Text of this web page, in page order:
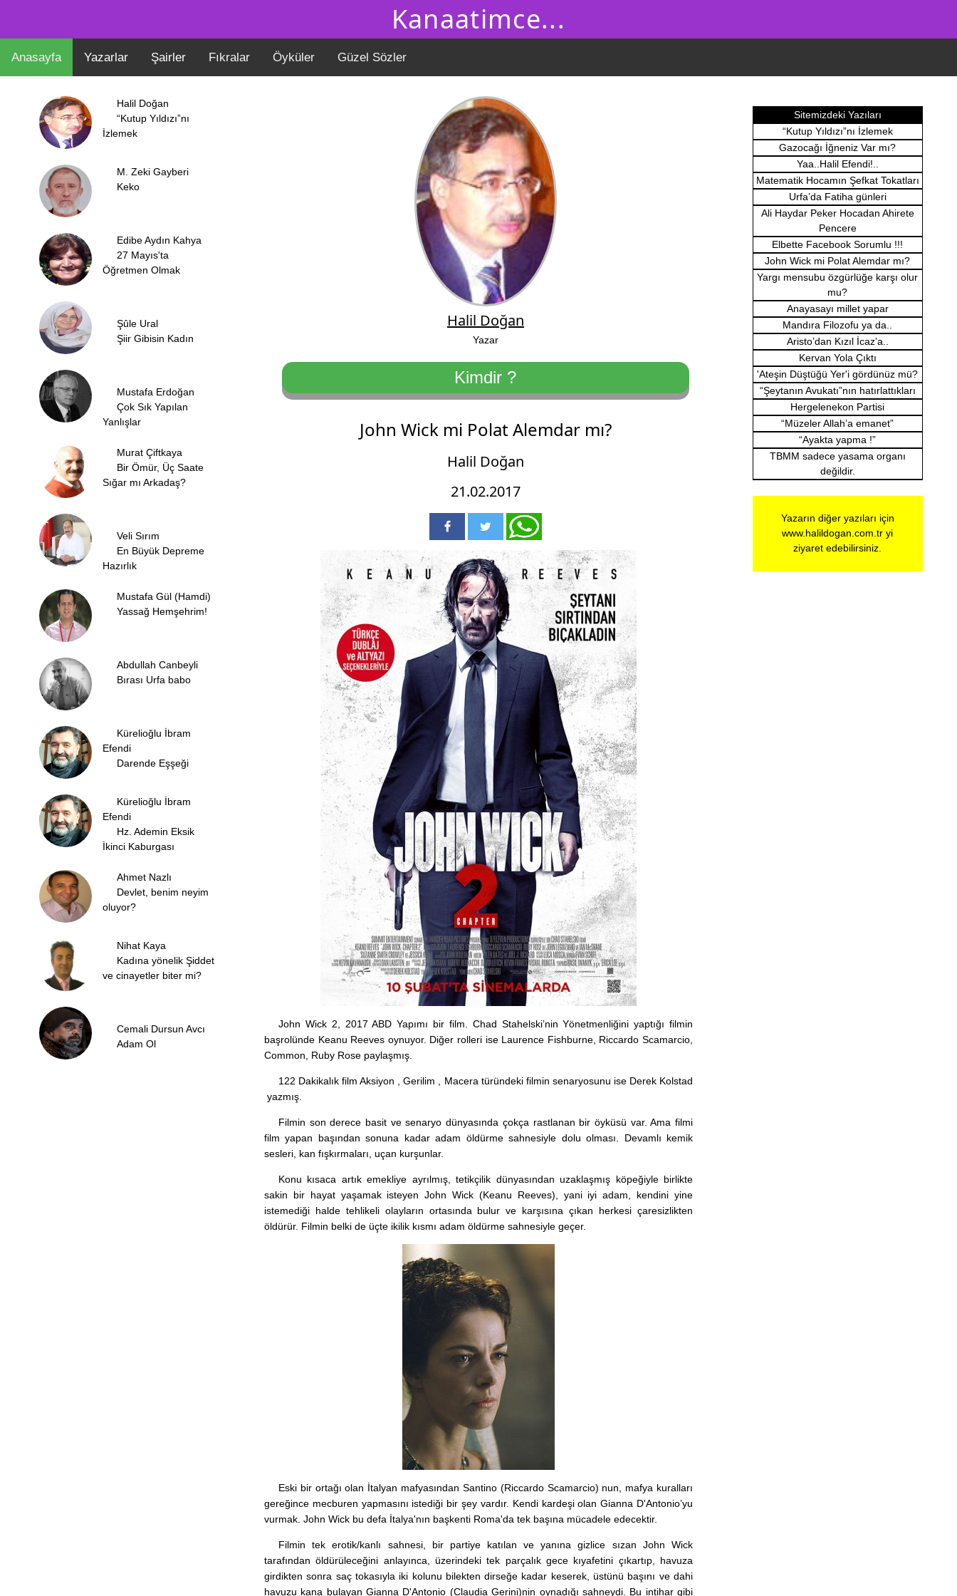
Kanaatimce...
Anasayfa Yazarlar Şairler Fıkralar Öyküler Güzel Sözler
Halil Doğan
“Kutup Yıldızı”nı
İzlemek
M. Zeki Gayberi
Keko
Edibe Aydın Kahya
27 Mayıs'ta
Öğretmen Olmak
Şûle Ural
Şiir Gibisin Kadın
Mustafa Erdoğan
Çok Sık Yapılan
Yanlışlar
Murat Çiftkaya
Bir Ömür, Üç Saate
Sığar mı Arkadaş?
Veli Sırım
En Büyük Depreme
Hazırlık
Mustafa Gül (Hamdi)
Yassağ Hemşehrim!
Abdullah Canbeyli
Bırası Urfa babo
Kürelioğlu İbram
Efendi
Darende Eşşeği
Kürelioğlu İbram
Efendi
Hz. Ademin Eksik
İkinci Kaburgası
Ahmet Nazlı
Devlet, benim neyim
oluyor?
Nihat Kaya
Kadına yönelik Şiddet
ve cinayetler biter mi?
Cemali Dursun Avcı
Adam Ol
Halil Doğan
Yazar
Kimdir ?
John Wick mi Polat Alemdar mı?
Halil Doğan
21.02.2017
John Wick 2, 2017 ABD Yapımı bir film. Chad Stahelski’nin Yönetmenliğini yaptığı filmin
başrolünde Keanu Reeves oynuyor. Diğer rolleri ise Laurence Fishburne, Riccardo Scamarcio,
Common, Ruby Rose paylaşmış.
122 Dakikalık film Aksiyon , Gerilim , Macera türündeki filmin senaryosunu ise Derek Kolstad
yazmış.
Filmin son derece basit ve senaryo dünyasında çokça rastlanan bir öyküsü var. Ama filmi
film yapan başından sonuna kadar adam öldürme sahnesiyle dolu olması. Devamlı kemik
sesleri, kan fışkırmaları, uçan kurşunlar.
Konu kısaca artık emekliye ayrılmış, tetikçilik dünyasından uzaklaşmış köpeğiyle birlikte
sakin bir hayat yaşamak isteyen John Wick (Keanu Reeves), yani iyi adam, kendini yine
istemediği halde tehlikeli olayların ortasında bulur ve karşısına çıkan herkesi çaresizlikten
öldürür. Filmin belki de üçte ikilik kısmı adam öldürme sahnesiyle geçer.
Eski bir ortağı olan İtalyan mafyasından Santino (Riccardo Scamarcio) nun, mafya kuralları
gereğince mecburen yapmasını istediği bir şey vardır. Kendi kardeşi olan Gianna D'Antonio’yu
vurmak. John Wick bu defa İtalya'nın başkenti Roma'da tek başına mücadele edecektir.
Filmin tek erotik/kanlı sahnesi, bir partiye katılan ve yanına gizlice sızan John Wick
tarafından öldürüleceğini anlayınca, üzerindeki tek parçalık gece kıyafetini çıkartıp, havuza
girdikten sonra saç tokasıyla iki kolunu bilekten dirseğe kadar keserek, üstünü başını ve dahi
havuzu kana bulayan Gianna D'Antonio (Claudia Gerini)nin oynadığı sahneydi. Bu intihar gibi
Sitemizdeki Yazıları
“Kutup Yıldızı”nı İzlemek
Gazocağı İğneniz Var mı?
Yaa..Halil Efendi!..
Matematik Hocamın Şefkat Tokatları
Urfa’da Fatiha günleri
Ali Haydar Peker Hocadan Ahirete
Pencere
Elbette Facebook Sorumlu !!!
John Wick mi Polat Alemdar mı?
Yargı mensubu özgürlüğe karşı olur
mu?
Anayasayı millet yapar
Mandıra Filozofu ya da..
Aristo’dan Kızıl İcaz’a..
Kervan Yola Çıktı
'Ateşin Düştüğü Yer'i gördünüz mü?
“Şeytanın Avukatı”nın hatırlattıkları
Hergelenekon Partisi
“Müzeler Allah’a emanet”
“Ayakta yapma !”
TBMM sadece yasama organı
değildir.
Yazarın diğer yazıları için
www.halildogan.com.tr yi
ziyaret edebilirsiniz.